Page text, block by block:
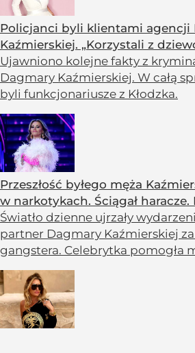
Policjanci byli klientami agencji
Kaźmierskiej. „Korzystali z
Ujawniono kolejne fakty z
Dagmary Kaźmierskiej. W całą
byli funkcjonariusze z Kłodzka.
Przeszłość byłego męża
w narkotykach. Ściągał haracze.
Światło dzienne ujrzały
partner Dagmary Kaźmierskiej
gangstera. Celebrytka pomogła